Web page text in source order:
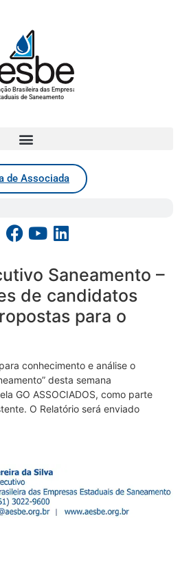
Brasileira das Empresas
de Saneamento
de Associada
Saneamento –
de candidatos
para o
conhecimento e análise o
desta semana
GO ASSOCIADOS, como parte
O Relatório será enviado